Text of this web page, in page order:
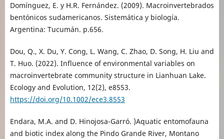
Domínguez, E. y H.R. Fernández. (2009). Macroinvertebrados
bentónicos sudamericanos. Sistemática y biología.
Argentina: Tucumán. p.656.
Dou, Q., X. Du, Y. Cong, L. Wang, C. Zhao, D. Song, H. Liu and
T. Huo. (2022). Influence of environmental variables on
macroinvertebrate community structure in Lianhuan Lake.
Ecology and Evolution, 12(2), e8553.
https://doi.org/10.1002/ece3.8553
Endara, M.A. and D. Hinojosa-Garró. )Aquatic entomofauna
and biotic index along the Pindo Grande River, Montano